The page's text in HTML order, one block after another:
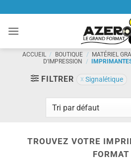
contenu
ACCUEIL / BOUTIQUE / MATÉRIEL
D'IMPRESSION
/
FILTRER Signalétique
TROUVEZ VOTRE
FORMAT